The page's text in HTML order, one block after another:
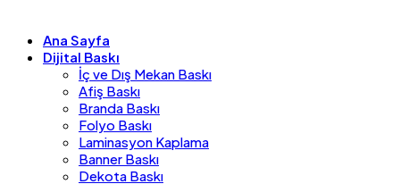
Ana Sayfa
Dijital Baskı
İç ve Dış Mekan Baskı
Afiş Baskı
Branda Baskı
Folyo Baskı
Laminasyon Kaplama
Banner Baskı
Dekota Baskı